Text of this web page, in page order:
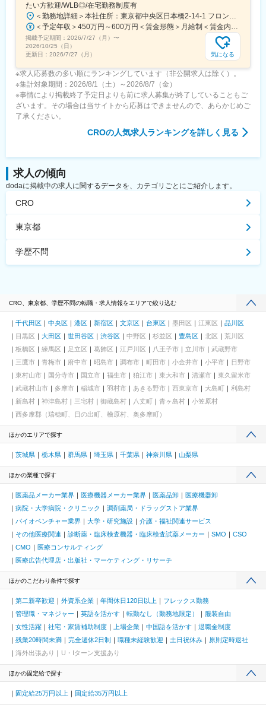
たい方歓迎/WLB◎/在宅勤務制度有
＜勤務地詳細＞本社住所：東京都中央区日本橋2-14-1 フロントプレイス日本橋勤務地最寄駅：各線／日本橋駅受動喫煙対策：敷地内喫煙可能場所あり変更の範囲：会社の定める事業所
＜予定年収＞450万円～600万円＜賃金形態＞月給制＜賃金内訳＞月額（基本給）：243,000円～330,300円固定残業手当/月：57,000円～77,700円（固定残業時間30時間0分/月）超過した時間外労働の残業手当は追加支給＜月給＞300,000円～408,000円（一律手当を含む）＜昇給有無＞有＜残業手当＞有＜給与補足＞※上記金額にスキル・ご経験に応じて加算する可能性がございます※給与詳細は、経験・スキルを考慮した上で決定。■昇給：年1回（4月）賃金はあくまでも目安の金額であり、選考を通じて上下する可能性があります。月給(月額)は固定手当を含めた表記です。
掲載予定期間： 2026/7/27（月） 〜
2026/10/25（日）
更新日： 2026/7/27（月） 気になる
※求人応募数の多い順にランキングしています（非公開求人は除く）。
※集計対象期間：2026/8/1（土）～2026/8/7（金）
※事情により掲載終了予定日よりも前に求人募集が終了していることもご
ざいます。その場合は当サイトから応募はできませんので、あらかじめご
了承ください。
CROの人気求人ランキングを詳しく見る
求人の傾向
dodaに掲載中の求人に関するデータを、カテゴリごとにご紹介します。
CRO
東京都
学歴不問
CRO、東京都、学歴不問の転職・求人情報をエリアで絞り込む
千代田区 中央区 港区 新宿区 文京区 台東区 墨田区 江東区
品川区
目黒区
大田区 世田谷区 渋谷区 中野区 杉並区 豊島区 北区
荒川区
板橋区
練馬区 足立区 葛飾区 江戸川区 八王子市 立川市
武蔵野市
三鷹市
青梅市 府中市 昭島市 調布市 町田市 小金井市 小平市
日野市
東村山市
国分寺市 国立市 福生市 狛江市 東大和市 清瀬市
東久留米市
武蔵村山市
多摩市 稲城市 羽村市 あきる野市 西東京市 大島町
利島村
新島村
神津島村 三宅村 御蔵島村 八丈町 青ヶ島村
小笠原村
西多摩郡（瑞穂町、日の出町、檜原村、奥多摩町）
ほかのエリアで探す
茨城県 栃木県 群馬県 埼玉県 千葉県 神奈川県 山梨県
ほかの業種で探す
医薬品メーカー業界 医療機器メーカー業界 医薬品卸
医療機器卸
病院・大学病院・クリニック
調剤薬局・ドラッグストア業界
バイオベンチャー業界
大学・研究施設
介護・福祉関連サービス
その他医療関連
診断薬・臨床検査機器・臨床検査試薬メーカー SMO
CSO
CMO
医療コンサルティング
医療広告代理店・出版社・マーケティング・リサーチ
ほかのこだわり条件で探す
第二新卒歓迎 外資系企業 年間休日120日以上
フレックス勤務
管理職・マネジャー
英語を活かす 転勤なし（勤務地限定）
服装自由
女性活躍
社宅・家賃補助制度 上場企業 中国語を活かす
退職金制度
残業20時間未満
完全週休2日制 職種未経験歓迎 土日祝休み
原則定時退社
海外出張あり
U・Iターン支援あり
ほかの固定給で探す
固定給25万円以上 固定給35万円以上